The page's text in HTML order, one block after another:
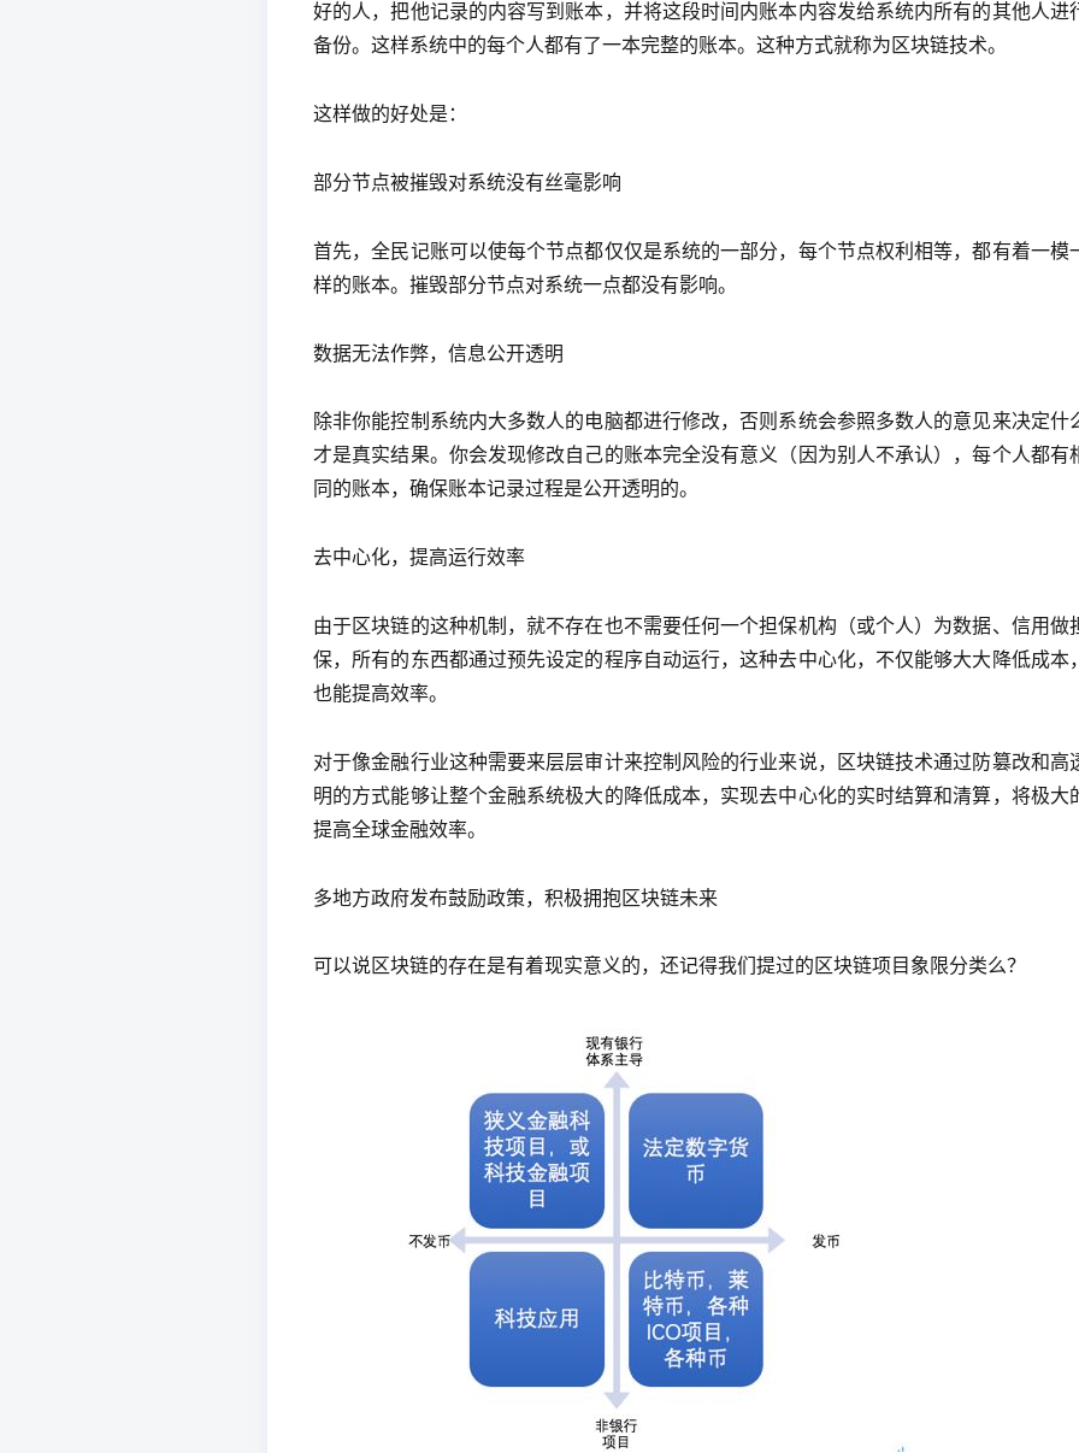
好的人，把他记录的内容写到账本，并将这段时间内账本内容发给系统内所有的其他人进
备份。这样系统中的每个人都有了一本完整的账本。这种方式就称为区块链技术。
这样做的好处是：
部分节点被摧毁对系统没有丝毫影响
首先，全民记账可以使每个节点都仅仅是系统的一部分，每个节点权利相等，都有着一模
样的账本。摧毁部分节点对系统一点都没有影响。
数据无法作弊，信息公开透明
除非你能控制系统内大多数人的电脑都进行修改，否则系统会参照多数人的意见来决定什
才是真实结果。你会发现修改自己的账本完全没有意义（因为别人不承认），每个人都有
同的账本，确保账本记录过程是公开透明的。
去中心化，提高运行效率
由于区块链的这种机制，就不存在也不需要任何一个担保机构（或个人）为数据、信用做
保，所有的东西都通过预先设定的程序自动运行，这种去中心化，不仅能够大大降低成本，
也能提高效率。
对于像金融行业这种需要来层层审计来控制风险的行业来说，区块链技术通过防篡改和高
明的方式能够让整个金融系统极大的降低成本，实现去中心化的实时结算和清算，将极大
提高全球金融效率。
多地方政府发布鼓励政策，积极拥抱区块链未来
可以说区块链的存在是有着现实意义的，还记得我们提过的区块链项目象限分类么？